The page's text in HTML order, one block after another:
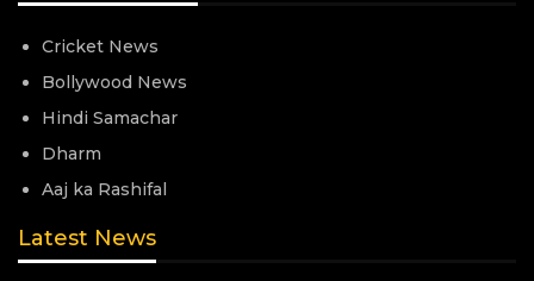
Cricket News
Bollywood News
Hindi Samachar
Dharm
Aaj ka Rashifal
Latest News